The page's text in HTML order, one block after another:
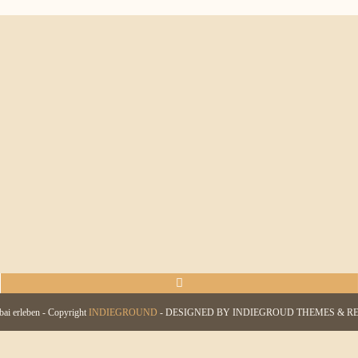
erleben - Copyright INDIEGROUND - DESIGNED BY INDIEGROUD THEMES &